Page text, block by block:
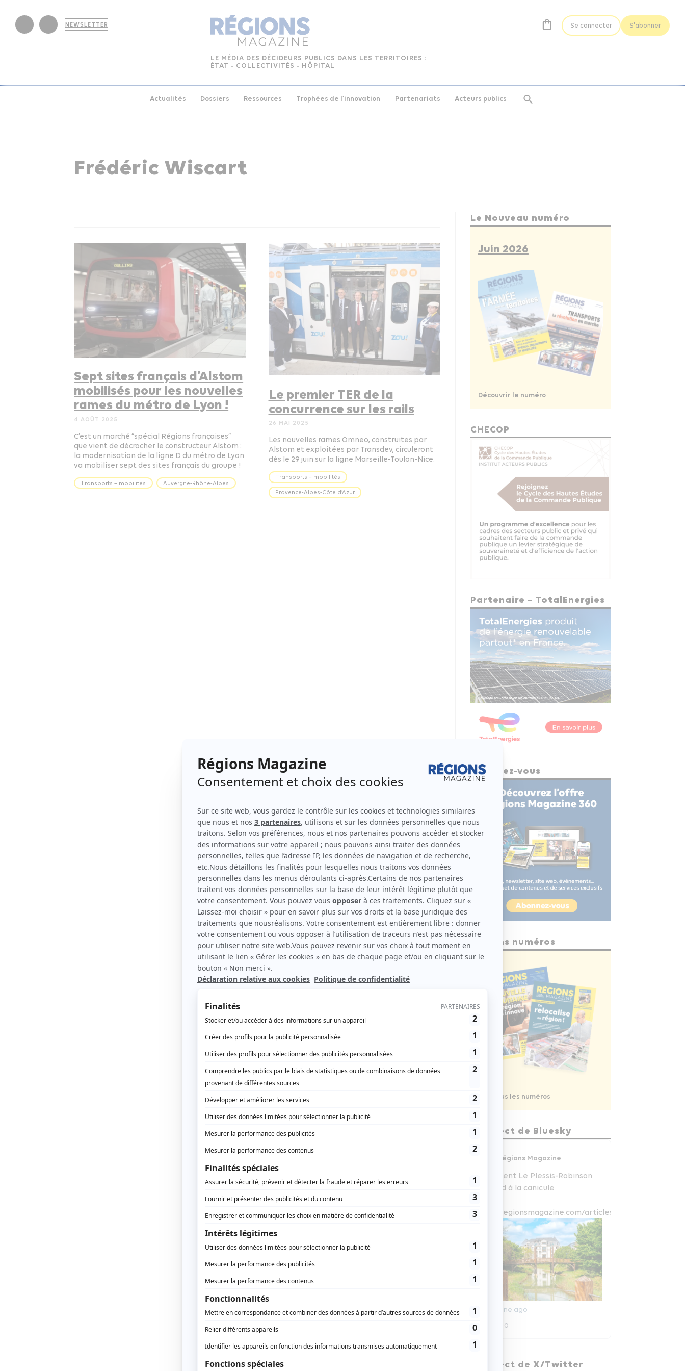
NEWSLETTER
LE MÉDIA DES DÉCIDEURS PUBLICS DANS LES TERRITOIRES :
ÉTAT ‑ COLLECTIVITÉS ‑ HÔPITAL
Se connecter S'abonner
Actualités Dossiers Ressources Trophées de l’innovation Partenariats Acteurs publics
Frédéric Wiscart
Sept sites français d’Alstom
mobilisés pour les nouvelles
rames du métro de Lyon !
4 AOÛT 2025
C’est un marché “spécial Régions françaises”
que vient de décrocher le constructeur Alstom :
la modernisation de la ligne D du métro de Lyon
va mobiliser sept des sites français du groupe !
Transports – mobilités Auvergne-Rhône-Alpes
Le premier TER de la
concurrence sur les rails
26 MAI 2025
Les nouvelles rames Omneo, construites par
Alstom et exploitées par Transdev, circuleront
dès le 29 juin sur la ligne Marseille-Toulon-Nice.
Transports – mobilités
Provence-Alpes-Côte d’Azur
Le Nouveau numéro
Juin 2026
Découvrir le numéro
CHECOP
Partenaire – TotalEnergies
Abonnez-vous
Anciens numéros
Voir tous les numéros
En direct de Bluesky
Régions Magazine
Comment Le Plessis-Robinson
répond à la canicule
www.regionsmagazine.com/articles/com...
1 semaine ago
0
Régions Magazine
En direct de X/Twitter